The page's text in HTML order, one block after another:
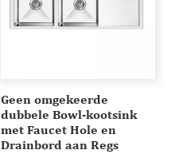
Geen omgekeerde
dubbele Bowl-kootsink
met Faucet Hole en
Drainbord aan Regs